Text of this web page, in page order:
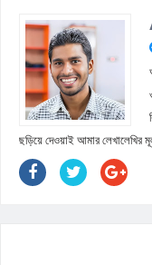
ছড়িয়ে দেওয়াই আমার লেখালেখির